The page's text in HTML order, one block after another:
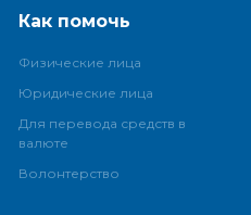
Как помочь
Физические лица
Юридические лица
Для перевода средств в
валюте
Волонтерство